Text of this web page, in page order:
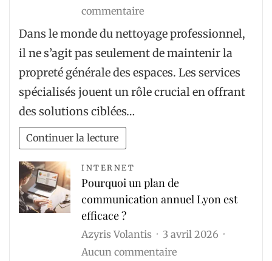
commentairesur
spécialisés
Nettoyage
de
encore
Dans le monde du nettoyage professionnel,
il ne s’agit pas seulement de maintenir la
propreté générale des espaces. Les services
spécialisés jouent un rôle crucial en offrant
des solutions ciblées…
Continuer la lecture
INTERNET
Pourquoi un plan de
communication annuel Lyon est
efficace ?
Azyris Volantis
3 avril 2026
Aucun commentairesur